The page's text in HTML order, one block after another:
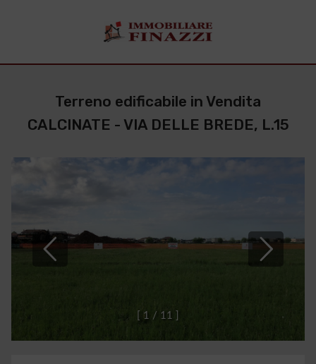
Terreno edificabile in Vendita
CALCINATE - VIA DELLE BREDE, L.15
1 / 1 1